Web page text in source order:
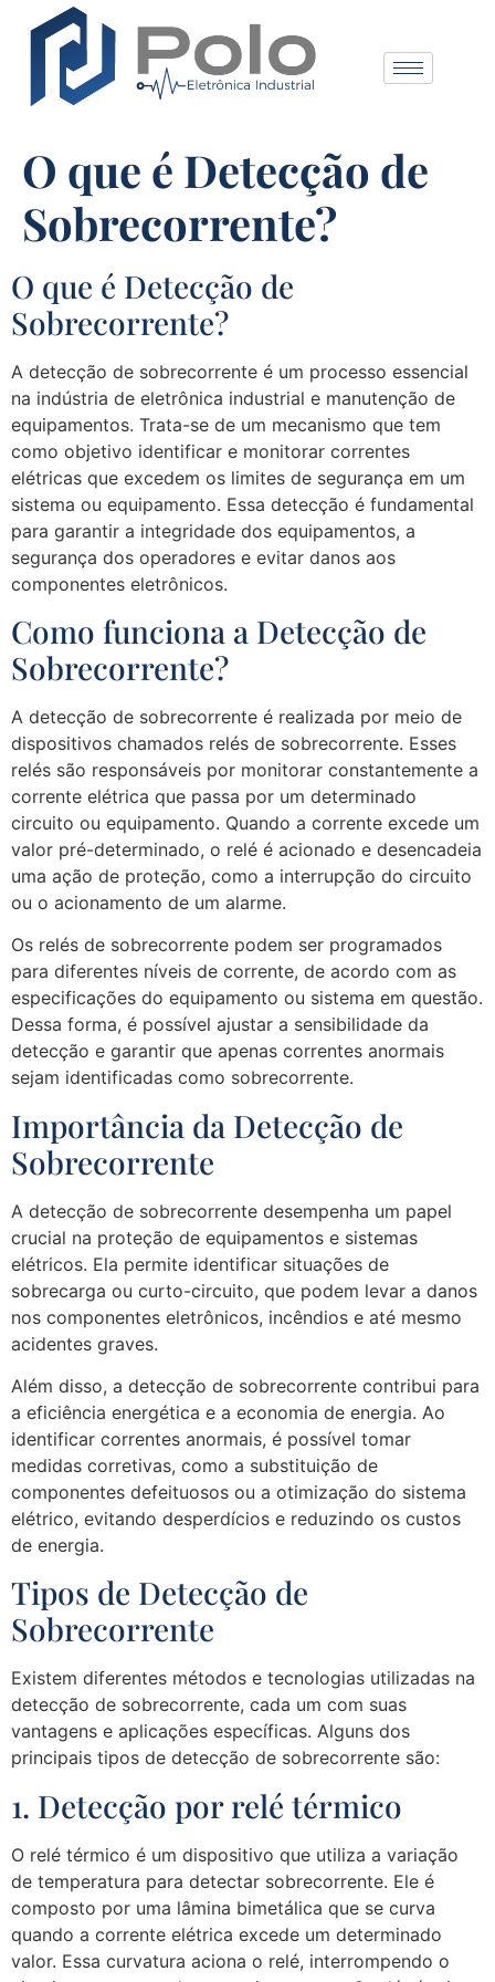
O que é Detecção de
Sobrecorrente?
O que é Detecção de
Sobrecorrente?
A detecção de sobrecorrente é um processo essencial
na indústria de eletrônica industrial e manutenção de
equipamentos. Trata-se de um mecanismo que tem
como objetivo identificar e monitorar correntes
elétricas que excedem os limites de segurança em um
sistema ou equipamento. Essa detecção é fundamental
para garantir a integridade dos equipamentos, a
segurança dos operadores e evitar danos aos
componentes eletrônicos.
Como funciona a Detecção de
Sobrecorrente?
A detecção de sobrecorrente é realizada por meio de
dispositivos chamados relés de sobrecorrente. Esses
relés são responsáveis por monitorar constantemente a
corrente elétrica que passa por um determinado
circuito ou equipamento. Quando a corrente excede um
valor pré-determinado, o relé é acionado e desencadeia
uma ação de proteção, como a interrupção do circuito
ou o acionamento de um alarme.
Os relés de sobrecorrente podem ser programados
para diferentes níveis de corrente, de acordo com as
especificações do equipamento ou sistema em questão.
Dessa forma, é possível ajustar a sensibilidade da
detecção e garantir que apenas correntes anormais
sejam identificadas como sobrecorrente.
Importância da Detecção de
Sobrecorrente
A detecção de sobrecorrente desempenha um papel
crucial na proteção de equipamentos e sistemas
elétricos. Ela permite identificar situações de
sobrecarga ou curto-circuito, que podem levar a danos
nos componentes eletrônicos, incêndios e até mesmo
acidentes graves.
Além disso, a detecção de sobrecorrente contribui para
a eficiência energética e a economia de energia. Ao
identificar correntes anormais, é possível tomar
medidas corretivas, como a substituição de
componentes defeituosos ou a otimização do sistema
elétrico, evitando desperdícios e reduzindo os custos
de energia.
Tipos de Detecção de
Sobrecorrente
Existem diferentes métodos e tecnologias utilizadas na
detecção de sobrecorrente, cada um com suas
vantagens e aplicações específicas. Alguns dos
principais tipos de detecção de sobrecorrente são:
1. Detecção por relé térmico
O relé térmico é um dispositivo que utiliza a variação
de temperatura para detectar sobrecorrente. Ele é
composto por uma lâmina bimetálica que se curva
quando a corrente elétrica excede um determinado
valor. Essa curvatura aciona o relé, interrompendo o